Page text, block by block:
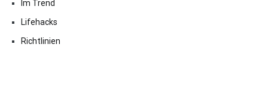
Im Trend
Lifehacks
Richtlinien